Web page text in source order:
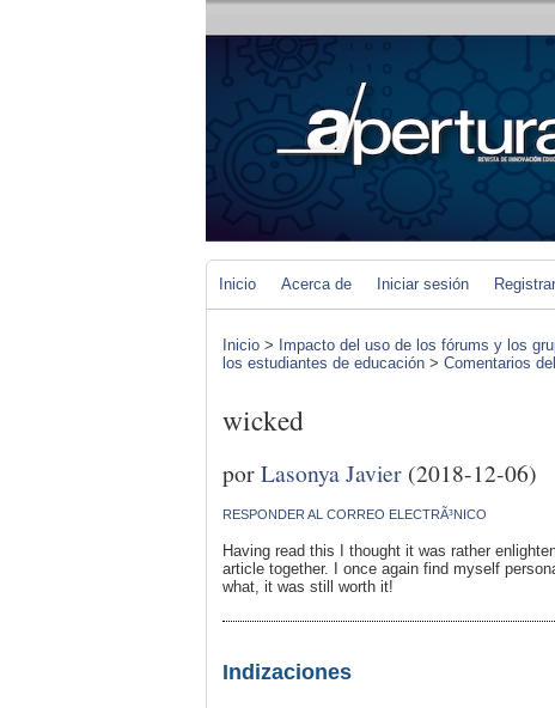
Inicio Acerca de Iniciar sesión
Inicio > Impacto del uso de los fórums y los
los estudiantes de educación > Comentarios
wicked
porLasonya Javier (2018-12-06)
RESPONDER AL CORREO ELECTRÃ³NICO
Having read this I thought it was rather
article together. I once again find myself
what, it was still worth it!
Indizaciones